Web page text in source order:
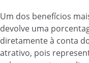
Um dos benefícios
devolve uma
diretamente à conta
atrativo, pois